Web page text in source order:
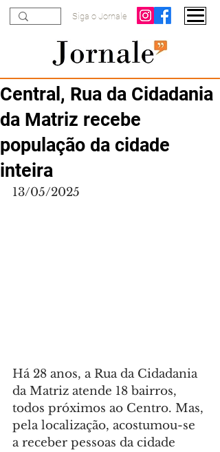
Siga o Jornale
Central, Rua da Cidadania
da Matriz recebe
população da cidade
inteira
13/05/2025
Há 28 anos, a Rua da Cidadania
da Matriz atende 18 bairros,
todos próximos ao Centro. Mas,
pela localização, acostumou-se
a receber pessoas da cidade